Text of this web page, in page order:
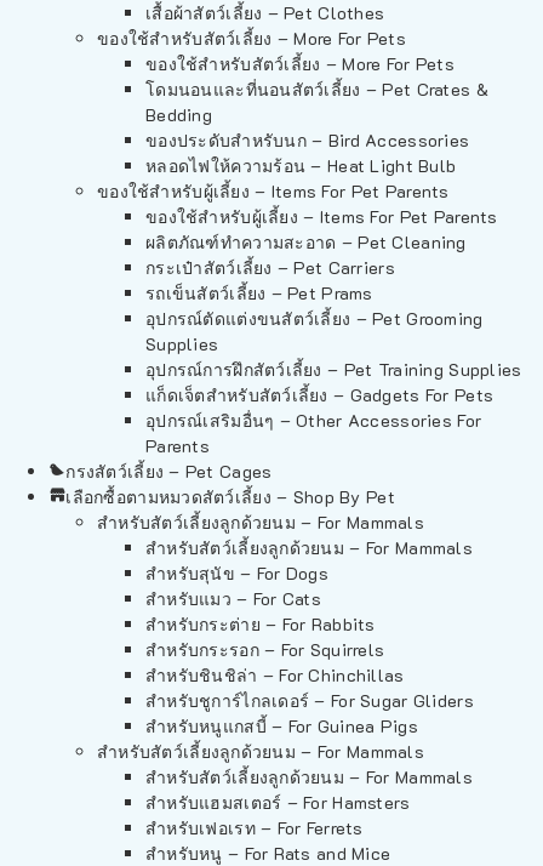
เสื้อผ้าสัตว์เลี้ยง – Pet Clothes
ของใช้สำหรับสัตว์เลี้ยง – More For Pets
ของใช้สำหรับสัตว์เลี้ยง – More For Pets
โดมนอนและที่นอนสัตว์เลี้ยง – Pet Crates &
Bedding
ของประดับสำหรับนก – Bird Accessories
หลอดไฟให้ความร้อน – Heat Light Bulb
ของใช้สำหรับผู้เลี้ยง – Items For Pet Parents
ของใช้สำหรับผู้เลี้ยง – Items For Pet Parents
ผลิตภัณฑ์ทำความสะอาด – Pet Cleaning
กระเป๋าสัตว์เลี้ยง – Pet Carriers
รถเข็นสัตว์เลี้ยง – Pet Prams
อุปกรณ์ตัดแต่งขนสัตว์เลี้ยง – Pet Grooming
Supplies
อุปกรณ์การฝึกสัตว์เลี้ยง – Pet Training Supplies
แก็ดเจ็ตสำหรับสัตว์เลี้ยง – Gadgets For Pets
อุปกรณ์เสริมอื่นๆ – Other Accessories For
Parents
กรงสัตว์เลี้ยง – Pet Cages
เลือกซื้อตามหมวดสัตว์เลี้ยง – Shop By Pet
สำหรับสัตว์เลี้ยงลูกด้วยนม – For Mammals
สำหรับสัตว์เลี้ยงลูกด้วยนม – For Mammals
สำหรับสุนัข – For Dogs
สำหรับแมว – For Cats
สำหรับกระต่าย – For Rabbits
สำหรับกระรอก – For Squirrels
สำหรับชินชิล่า – For Chinchillas
สำหรับชูการ์ไกลเดอร์ – For Sugar Gliders
สำหรับหนูแกสบี้ – For Guinea Pigs
สำหรับสัตว์เลี้ยงลูกด้วยนม – For Mammals
สำหรับสัตว์เลี้ยงลูกด้วยนม – For Mammals
สำหรับแฮมสเตอร์ – For Hamsters
สำหรับเฟอเรท – For Ferrets
สำหรับหนู – For Rats and Mice